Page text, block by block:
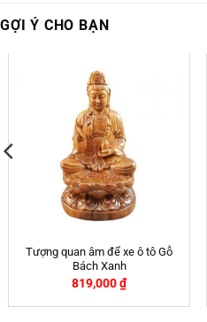
GỢI Ý CHO BẠN
Tượng quan âm để xe ô tô Gỗ
Bách Xanh
819,000₫